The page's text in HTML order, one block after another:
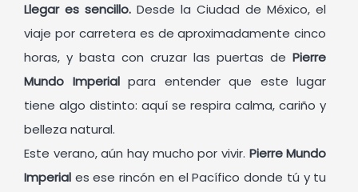
Llegar es sencillo. Desde la Ciudad de México, el
viaje por carretera es de aproximadamente cinco
horas, y basta con cruzar las puertas dePierre
Mundo Imperialpara entender que este lugar
tiene algo distinto: aquí se respira calma, cariño y
belleza natural.
Este verano, aún hay mucho por vivir. Pierre Mundo
Imperial es ese rincón en el Pacífico donde tú y tu